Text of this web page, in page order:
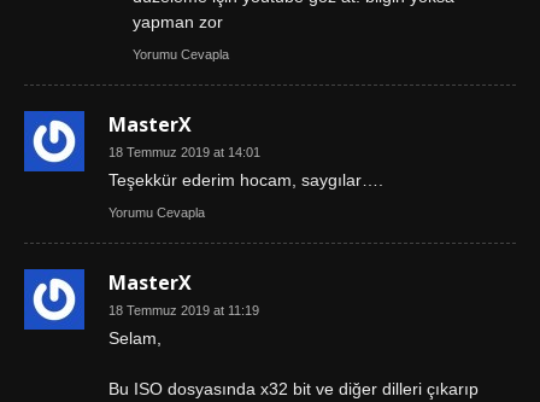
yapman zor
Yorumu Cevapla
MasterX
18 Temmuz 2019 at 14:01
Teşekkür ederim hocam, saygılar….
Yorumu Cevapla
MasterX
18 Temmuz 2019 at 11:19
Selam,
Bu ISO dosyasında x32 bit ve diğer dilleri çıkarıp